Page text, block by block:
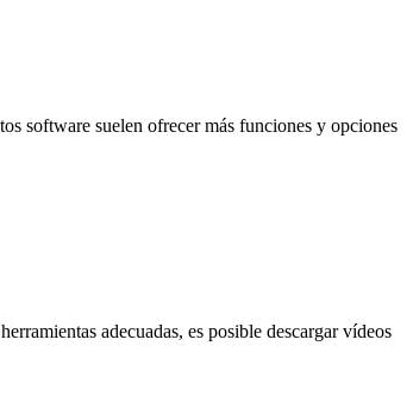
software suelen ofrecer más funciones y opciones
adecuadas, es posible descargar vídeos